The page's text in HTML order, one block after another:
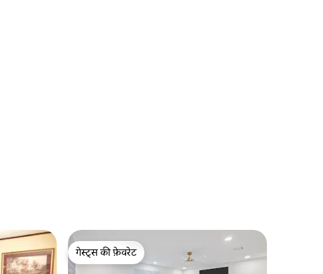
गेस्ट्स की फ़ेवरेट
गेस्ट्स की फ़ेवरेट